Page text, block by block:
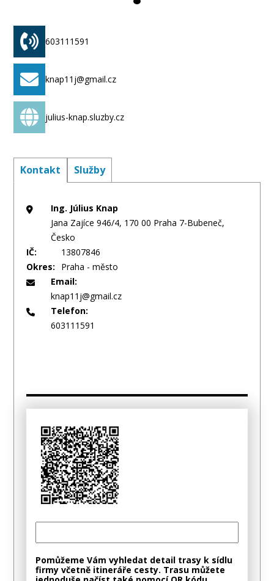
603111591
knap11j@gmail.cz
julius-knap.sluzby.cz
Kontakt Služby
Ing. Július Knap
Jana Zajíce 946/4, 170 00 Praha 7-Bubeneč,
Česko
IČ:
13807846
Okres:
Praha - město
Email:
knap11j@gmail.cz
Telefon:
603111591
Pomůžeme Vám vyhledat detail trasy k sídlu
firmy včetně itineráře cesty. Trasu můžete